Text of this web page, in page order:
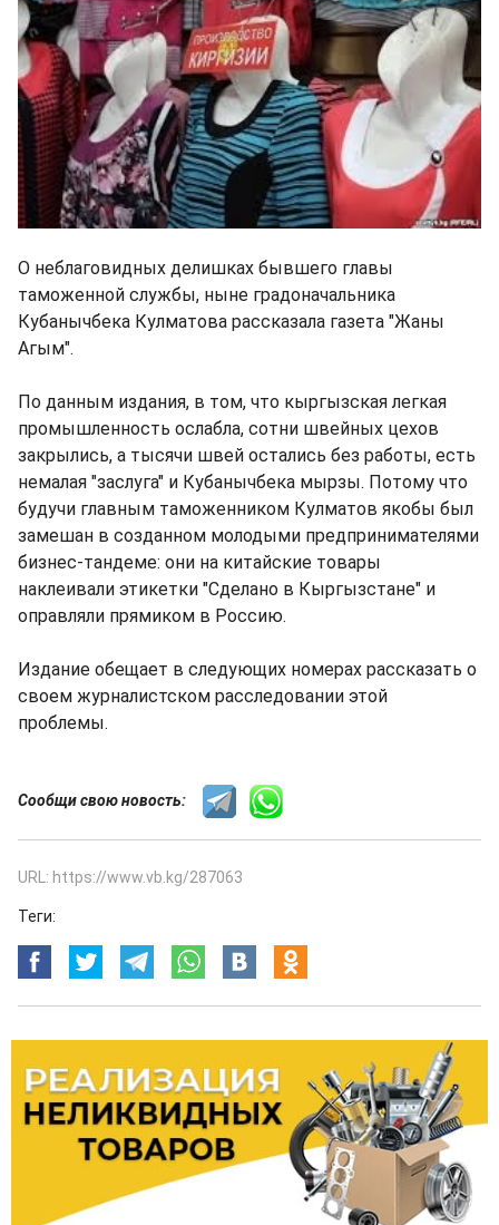
О неблаговидных делишках бывшего главы
таможенной службы, ныне градоначальника
Кубанычбека Кулматова рассказала газета "Жаны
Агым".
По данным издания, в том, что кыргызская легкая
промышленность ослабла, сотни швейных цехов
закрылись, а тысячи швей остались без работы, есть
немалая "заслуга" и Кубанычбека мырзы. Потому что
будучи главным таможенником Кулматов якобы был
замешан в созданном молодыми предпринимателями
бизнес-тандеме: они на китайские товары
наклеивали этикетки "Сделано в Кыргызстане" и
оправляли прямиком в Россию.
Издание обещает в следующих номерах рассказать о
своем журналистском расследовании этой
проблемы.
Сообщи свою новость:
URL: https://www.vb.kg/287063
Теги: